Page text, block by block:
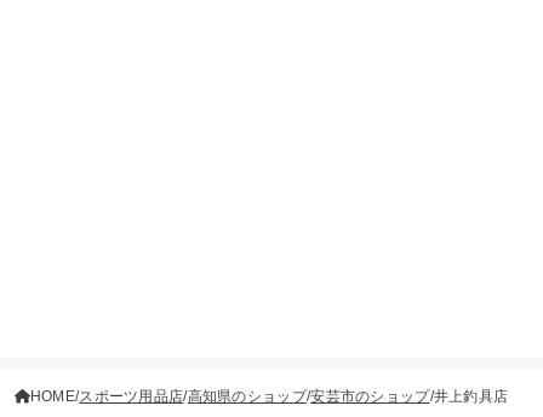
HOME スポーツ用品店 高知県のショップ 安芸市のショップ 井上釣具店